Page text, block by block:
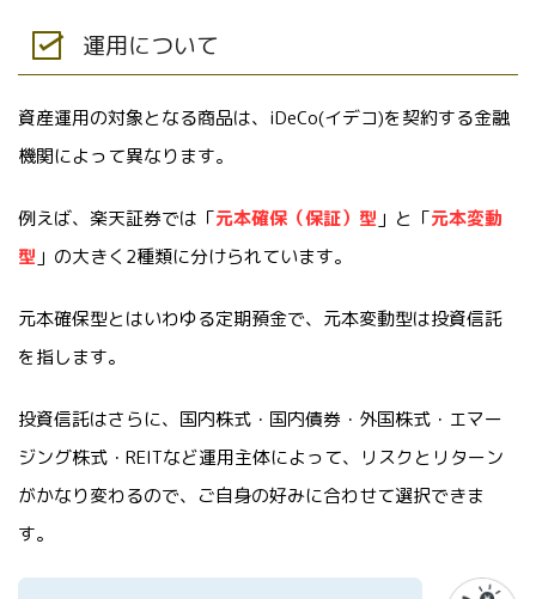
運用について
資産運用の対象となる商品は、iDeCo(イデコ)を契約する金融
機関によって異なります。
例えば、楽天証券では「元本確保（保証）型 」と「元本変動
型 」の大きく2種類に分けられています。
元本確保型とはいわゆる定期預金で、元本変動型は投資信託
を指します。
投資信託はさらに、国内株式・国内債券・外国株式・エマー
ジング株式・REITなど運用主体によって、リスクとリターン
がかなり変わるので、ご自身の好みに合わせて選択できま
す。